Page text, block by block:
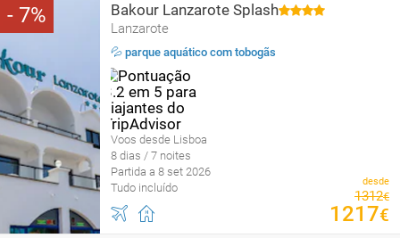
7 Bakour Lanzarote Splash
Lanzarote
💦 parque aquático com tobogãs
Voos desde Lisboa
8 dias / 7 noites
Partida a 8 set 2026
Tudo incluído
desde
1312€
1217€